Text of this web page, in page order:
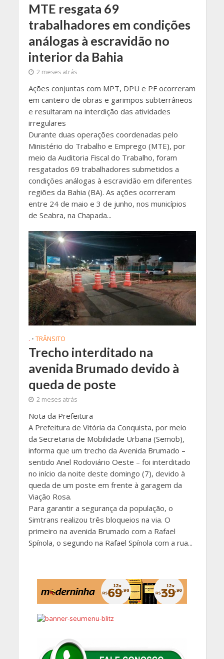
MTE resgata 69
trabalhadores em condições
análogas à escravidão no
interior da Bahia
2 meses atrás
Ações conjuntas com MPT, DPU e PF ocorreram
em canteiro de obras e garimpos subterrâneos
e resultaram na interdição das atividades
irregulares
Durante duas operações coordenadas pelo
Ministério do Trabalho e Emprego (MTE), por
meio da Auditoria Fiscal do Trabalho, foram
resgatados 69 trabalhadores submetidos a
condições análogas à escravidão em diferentes
regiões da Bahia (BA). As ações ocorreram
entre 24 de maio e 3 de junho, nos municípios
de Seabra, na Chapada...
. • TRÂNSITO
Trecho interditado na
avenida Brumado devido à
queda de poste
2 meses atrás
Nota da Prefeitura
A Prefeitura de Vitória da Conquista, por meio
da Secretaria de Mobilidade Urbana (Semob),
informa que um trecho da Avenida Brumado –
sentido Anel Rodoviário Oeste – foi interditado
no início da noite deste domingo (7), devido à
queda de um poste em frente à garagem da
Viação Rosa.
Para garantir a segurança da população, o
Simtrans realizou três bloqueios na via. O
primeiro na avenida Brumado com a Rafael
Spínola, o segundo na Rafael Spínola com a rua...